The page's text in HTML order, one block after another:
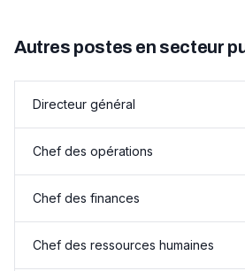
Autres postes en secteur
Directeur général
Chef des opérations
Chef des finances
Chef des ressources humaines